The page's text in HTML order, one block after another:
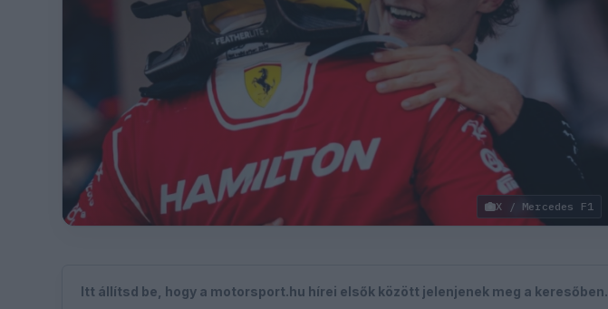
X / Mercedes F1
Itt állítsd be, hogy a motorsport.hu hírei elsők között jelenjenek meg a keresőben.